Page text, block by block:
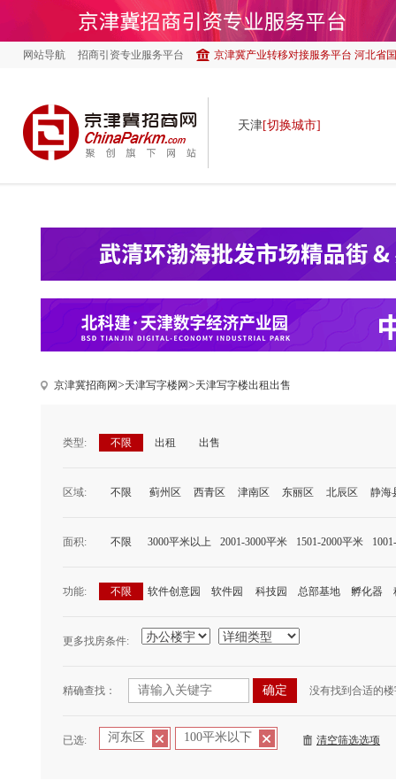
网站导航 招商引资专业服务平台 京津冀产业转移对接服务平台 河北省
天津[切换城市]
京津冀招商网>天津写字楼网>天津写字楼出租出售
类型: 不限 出租 出售
区域: 不限 蓟州区 西青区 津南区 东丽区 北辰区 静海
面积: 不限 3000平米以上 2001-3000平米 1501-2000平米
功能: 不限 软件创意园 软件园 科技园 总部基地 孵化器
更多找房条件:
精确查找： 没有找到合适的
已选: 河东区 100平米以下 清空筛选选项